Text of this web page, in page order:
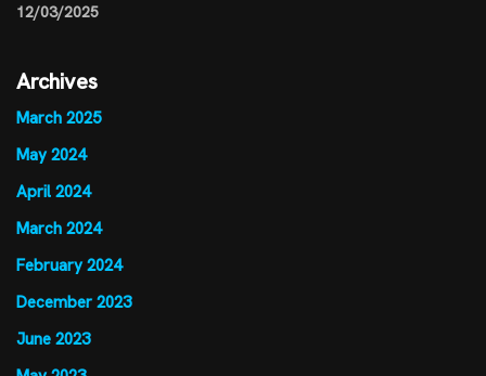
12/03/2025
Archives
March 2025
May 2024
April 2024
March 2024
February 2024
December 2023
June 2023